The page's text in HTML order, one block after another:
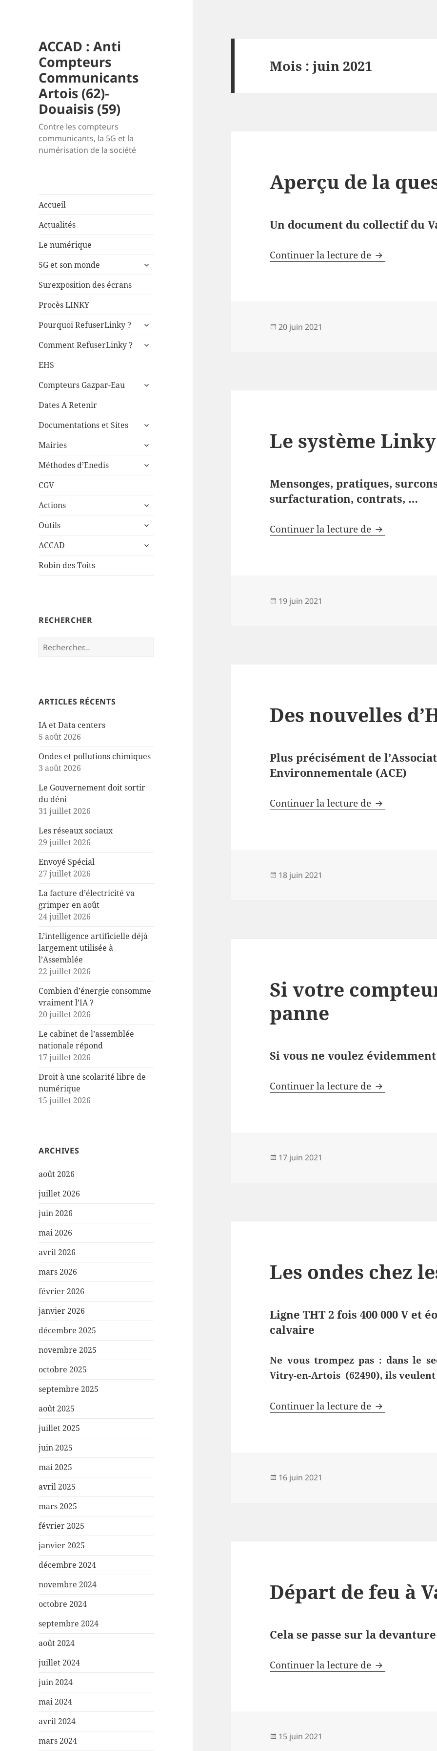
ACCAD : Anti
Compteurs
Communicants
Artois (62)-
Douaisis (59)
Contre les compteurs
communicants, la 5G et la
numérisation de la société
Accueil
Actualités
Le numérique
5G et son monde
ouvrir
Surexposition des écrans
Procès LINKY
Pourquoi RefuserLinky ?
ouvrir
sous-
Comment RefuserLinky ?
ouvrir
EHS
Compteurs Gazpar-Eau
ouvrir
Dates A Retenir
Documentations et Sites
ouvrir
sous-
Mairies
ouvrir
sous-
Méthodes d’Enedis
ouvrir
CGV
Actions
ouvrir
sous-
Outils
ouvrir
sous-
ACCAD
ouvrir
Robin des Toits
RECHERCHER
Rechercher :
ARTICLES RÉCENTS
IA et Data centers
5 août 2026
Ondes et pollutions chimiques
3 août 2026
Le Gouvernement doit sortir
du déni
31 juillet 2026
Les réseaux sociaux
29 juillet 2026
Envoyé Spécial
27 juillet 2026
La facture d’électricité va
grimper en août
24 juillet 2026
L’intelligence artificielle déjà
largement utilisée à
l’Assemblée
22 juillet 2026
Combien d’énergie consomme
vraiment l’IA ?
20 juillet 2026
Le cabinet de l’assemblée
nationale répond
17 juillet 2026
Droit à une scolarité libre de
numérique
15 juillet 2026
ARCHIVES
août 2026
juillet 2026
juin 2026
mai 2026
avril 2026
mars 2026
février 2026
janvier 2026
décembre 2025
novembre 2025
octobre 2025
septembre 2025
août 2025
juillet 2025
juin 2025
mai 2025
avril 2025
mars 2025
février 2025
janvier 2025
décembre 2024
novembre 2024
octobre 2024
septembre 2024
août 2024
juillet 2024
juin 2024
mai 2024
avril 2024
mars 2024
Mois :juin 2021
Aperçu de la
Un document du collectif du
Continuer la lecture de Aperçu de la
Publié
20 juin 2021
Le système Linky
Mensonges, pratiques, s
surfacturation, contrats, …
Continuer la lecture de Le système
Publié
19 juin 2021
Des nouvelles
Plus précisément de
Environnementale (ACE)
Continuer la lecture de Des nouvelles
Publié
18 juin 2021
Si votre
panne
Si vous ne voulez
Continuer la lecture de Si votre
Publié
17 juin 2021
Les ondes chez
Ligne THT 2 fois 400 000 V et
calvaire
Ne vous trompez pas : dans le
Vitry-en-Artois (62490), ils
Continuer la lecture de Les ondes
Publié
16 juin 2021
Départ de feu à
Cela se passe sur la
Continuer la lecture de Départ de feu
Publié
15 juin 2021